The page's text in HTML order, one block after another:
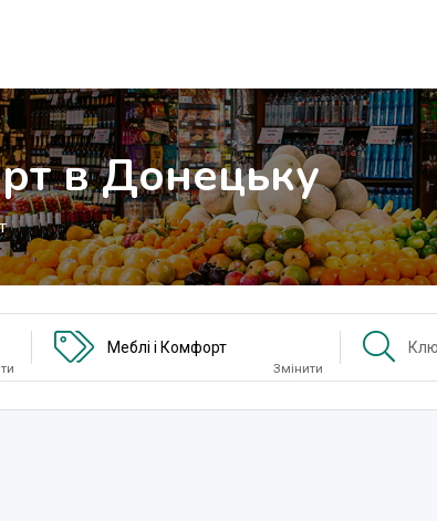
в Донецьку
Меблі і Комфорт
Змінити